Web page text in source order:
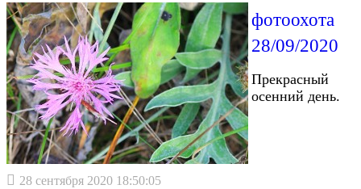
фотоохота
28/09/2020
Прекрасный
осенний день.
28 сентября 2020 18:50:05